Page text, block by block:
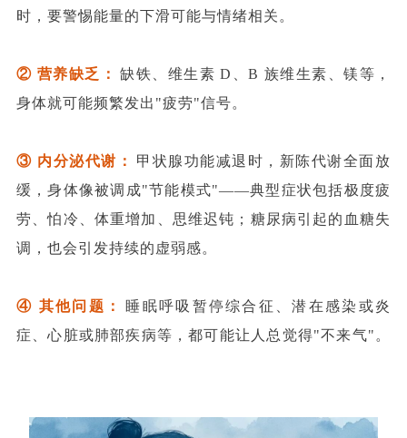
时，要警惕能量的下滑可能与情绪相关。
② 营养缺乏：
缺铁、维生素 D、B 族维生素、镁等，
身体就可能频繁发出"疲劳"信号。
③ 内分泌代谢：
甲状腺功能减退时，新陈代谢全面放
缓，身体像被调成"节能模式"——典型症状包括极度疲
劳、怕冷、体重增加、思维迟钝；糖尿病引起的血糖失
调，也会引发持续的虚弱感。
④ 其他问题：
睡眠呼吸暂停综合征、潜在感染或炎
症、心脏或肺部疾病等，都可能让人总觉得"不来气"。